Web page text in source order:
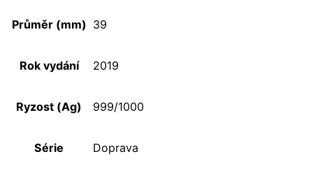
Průměr (mm) 39
Rok vydání 2019
Ryzost (Ag) 999/1000
Série Doprava